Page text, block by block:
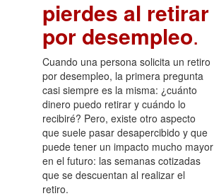
pierdes al retirar
por desempleo.
Cuando una persona solicita un retiro
por desempleo, la primera pregunta
casi siempre es la misma: ¿cuánto
dinero puedo retirar y cuándo lo
recibiré? Pero, existe otro aspecto
que suele pasar desapercibido y que
puede tener un impacto mucho mayor
en el futuro: las semanas cotizadas
que se descuentan al realizar el
retiro.